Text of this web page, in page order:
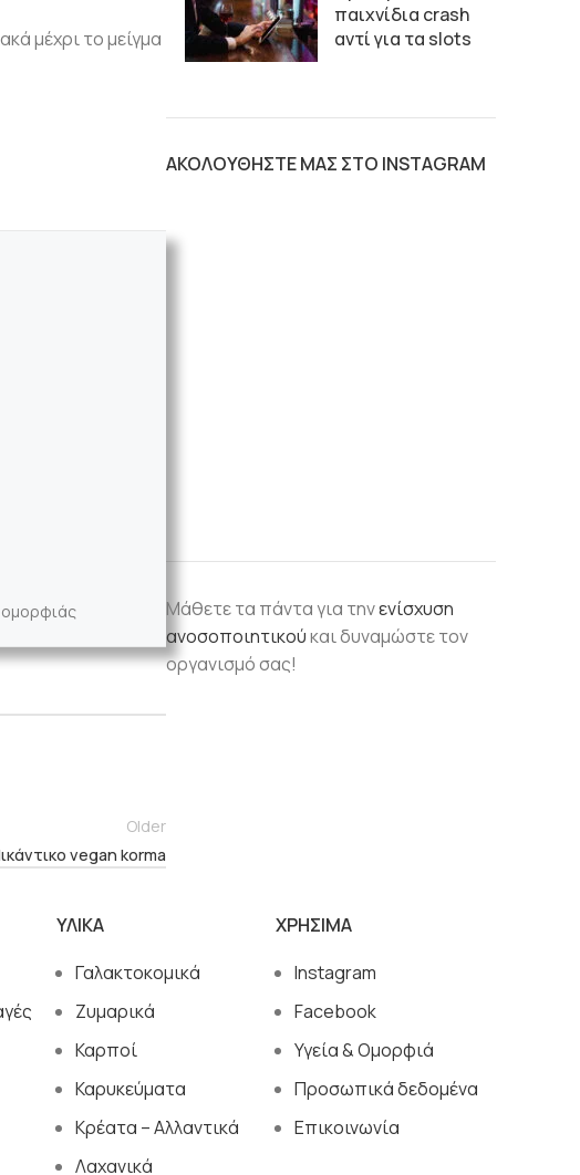
μέχρι το μείγμα
ομορφιάς
Older
vegan korma
παιχνίδια crash
αντί για τα slots
ΑΚΟΛΟΥΘΗΣΤΕ ΜΑΣ ΣΤΟ INSTAGRAM
Μάθετε τα πάντα για τηνενίσχυση
ανοσοποιητικούκαι δυναμώστε τον
οργανισμό σας!
ΥΛΙΚΑ
Γαλακτοκομικά
Ζυμαρικά
Καρποί
Καρυκεύματα
Κρέατα – Αλλαντικά
Λαχανικά
ΧΡΗΣΙΜΑ
Instagram
Facebook
Υγεία & Ομορφιά
Προσωπικά δεδομένα
Επικοινωνία